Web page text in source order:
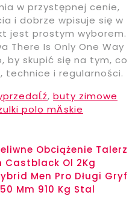
w przystępnej cenie,
i dobrze wpisuje się w
jest prostym wyborem.
There Is Only One Way
by skupić się na tym, co
technice i regularności.
, buty zimowe
polo mÄskie
Obciążenie Talerz
Castblack Ol 2Kg
Men Pro Długi Gryf
Mm 910 Kg Stal